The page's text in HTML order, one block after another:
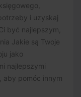
i uzyskaj
być najlepszym,
Jakie są Twoje
jako
najlepszymi
aby pomóc innym